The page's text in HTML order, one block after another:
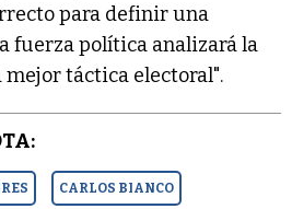
para definir una
fuerza política analizará la
táctica electoral".
CARLOS BIANCO